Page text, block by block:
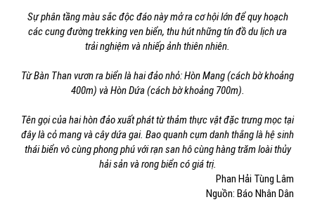
Sự phân tầng màu sắc độc đáo này mở ra cơ hội lớn để quy hoạch
các cung đường trekking ven biển, thu hút những tín đồ du lịch ưa
trải nghiệm và nhiếp ảnh thiên nhiên.
Từ Bàn Than vươn ra biển là hai đảo nhỏ: Hòn Mang (cách bờ khoảng
400m) và Hòn Dứa (cách bờ khoảng 700m).
Tên gọi của hai hòn đảo xuất phát từ thảm thực vật đặc trưng mọc tại
đây là cỏ mang và cây dứa gai. Bao quanh cụm danh thắng là hệ sinh
thái biển vô cùng phong phú với rạn san hô cùng hàng trăm loài thủy
hải sản và rong biển có giá trị.
Phan Hải Tùng Lâm
Nguồn: Báo Nhân Dân